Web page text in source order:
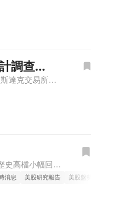
調查引
**財報遲交違反掛牌規則導致收到下市通知** 觸覺回饋技術公司 Immersion(IMMR) 於2026年2月10日正式收到那斯達克交易所發出的下市通知。此次遭警告的主要原因，在於該公司未能遵守交易
FOMC 會議紀要與房價數據壓軸登場，科技股拉回考驗年底多頭 昨夜（美東時間 12 月 29 日）美股三大指數自歷史高檔小幅回落，道瓊約跌 0.4–0.5%、標普 500 跌約 0.3–0.4%、那指
消息 美股研究報告 美股盤勢